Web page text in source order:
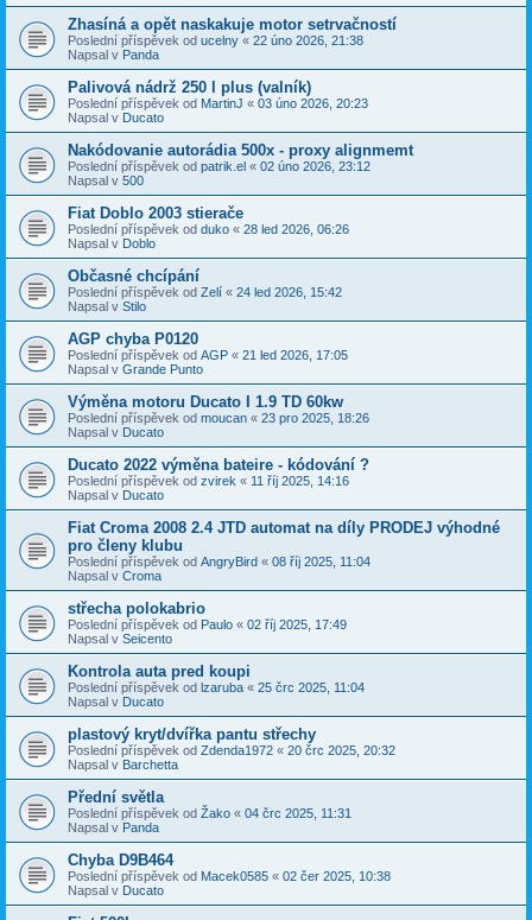
Zhasíná a opět naskakuje motor setrvačností
Poslední příspěvek od ucelny « 22 úno 2026, 21:38
Napsal v Panda
Palivová nádrž 250 l plus (valník)
Poslední příspěvek od MartinJ « 03 úno 2026, 20:23
Napsal v Ducato
Nakódovanie autorádia 500x - proxy alignmemt
Poslední příspěvek od patrik.el « 02 úno 2026, 23:12
Napsal v 500
Fiat Doblo 2003 stierače
Poslední příspěvek od duko « 28 led 2026, 06:26
Napsal v Doblo
Občasné chcípání
Poslední příspěvek od Zelí « 24 led 2026, 15:42
Napsal v Stilo
AGP chyba P0120
Poslední příspěvek od AGP « 21 led 2026, 17:05
Napsal v Grande Punto
Výměna motoru Ducato I 1.9 TD 60kw
Poslední příspěvek od moucan « 23 pro 2025, 18:26
Napsal v Ducato
Ducato 2022 výměna bateire - kódování ?
Poslední příspěvek od zvirek « 11 říj 2025, 14:16
Napsal v Ducato
Fiat Croma 2008 2.4 JTD automat na díly PRODEJ výhodné
pro členy klubu
Poslední příspěvek od AngryBird « 08 říj 2025, 11:04
Napsal v Croma
střecha polokabrio
Poslední příspěvek od Paulo « 02 říj 2025, 17:49
Napsal v Seicento
Kontrola auta pred koupi
Poslední příspěvek od lzaruba « 25 črc 2025, 11:04
Napsal v Ducato
plastový kryt/dvířka pantu střechy
Poslední příspěvek od Zdenda1972 « 20 črc 2025, 20:32
Napsal v Barchetta
Přední světla
Poslední příspěvek od Žako « 04 črc 2025, 11:31
Napsal v Panda
Chyba D9B464
Poslední příspěvek od Macek0585 « 02 čer 2025, 10:38
Napsal v Ducato